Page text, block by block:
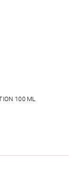
100 ML